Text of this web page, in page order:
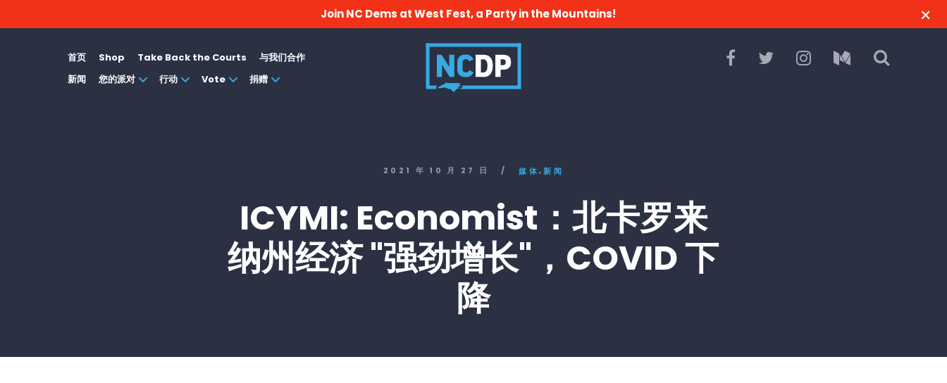
Join NC Dems at West Fest, a Party in the Mountains!
首页 Shop Take Back the Courts
与我们合作
新闻
您的派对 行动 Vote 捐赠
2021 年 10 月 27 日 / 媒体,新闻
ICYMI: Economist：北卡罗来
纳州经济 "强劲增长"，COVID 下
降